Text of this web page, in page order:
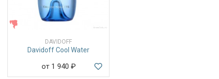
ЖЕНСКИЕ
DAVIDOFF
Davidoff Cool Water
от 1 940 ₽